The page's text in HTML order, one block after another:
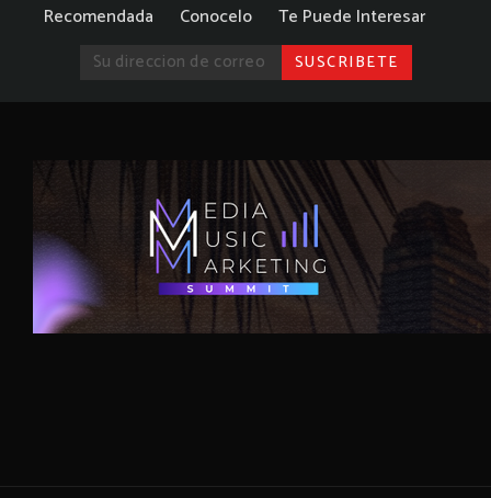
Recomendada
Conocelo Te Puede Interesar